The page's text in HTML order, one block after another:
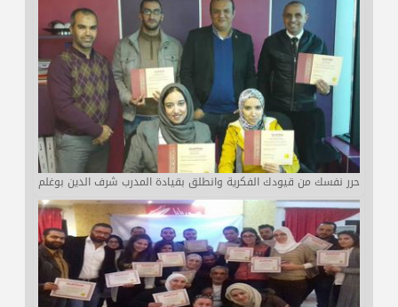
حرر نفسك من قيودك الفكرية وانطلق بقيادة المدرب شرف الدين بوغلم